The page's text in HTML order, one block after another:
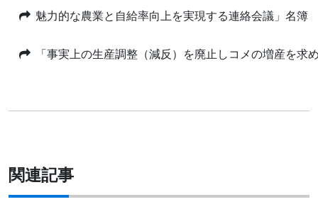
魅力的な農業と自給率向上を実現する連絡会議」名簿
「事実上の生産調整（減反）を廃止しコメの増産を求
関連記事